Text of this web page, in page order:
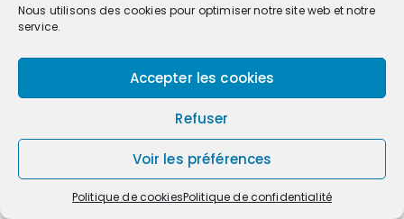
Nous utilisons des cookies pour optimiser notre site web et notre
service.
Accepter les cookies
Refuser
Voir les préférences
Politique de cookiesPolitique de confidentialité